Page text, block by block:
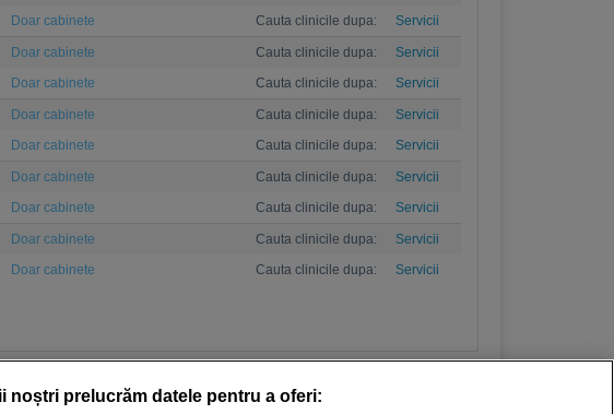
Doar cabinete Servicii
Cauta clinicile dupa:
Doar cabinete Servicii
Cauta clinicile dupa:
Doar cabinete Servicii
Cauta clinicile dupa:
Doar cabinete Servicii
Cauta clinicile dupa:
Doar cabinete Servicii
Cauta clinicile dupa:
Doar cabinete Servicii
Cauta clinicile dupa:
Doar cabinete Servicii
Cauta clinicile dupa:
Doar cabinete Servicii
Cauta clinicile dupa:
Doar cabinete Servicii
Cauta clinicile dupa:
noștri prelucrăm datele pentru a oferi: